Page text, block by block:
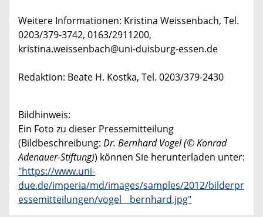
Weitere Informationen: Kristina Weissenbach, Tel.
0203/379-3742, 0163/2911200,
kristina.weissenbach@uni-duisburg-essen.de
Redaktion: Beate H. Kostka, Tel. 0203/379-2430
Bildhinweis:
Ein Foto zu dieser Pressemitteilung
(Bildbeschreibung: Dr. Bernhard Vogel (© Konrad
Adenauer-Stiftung)) können Sie herunterladen unter:
"https://www.uni-
due.de/imperia/md/images/samples/2012/bilderpr
essemitteilungen/vogel__bernhard.jpg"